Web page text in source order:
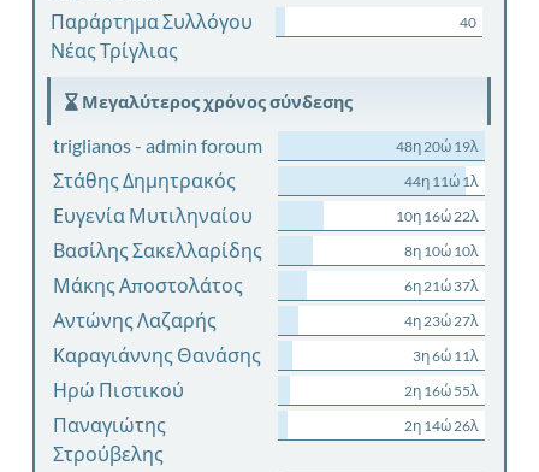
Παράρτημα Συλλόγου
Νέας Τρίγλιας
40
Μεγαλύτερος χρόνος σύνδεσης
triglianos - admin foroum 48η 20ώ 19λ
Στάθης Δημητρακός 44η 11ώ 1λ
Ευγενία Μυτιληναίου 10η 16ώ 22λ
Βασίλης Σακελλαρίδης 8η 10ώ 10λ
Μάκης Αποστολάτος 6η 21ώ 37λ
Αντώνης Λαζαρής 4η 23ώ 27λ
Καραγιάννης Θανάσης 3η 6ώ 11λ
Ηρώ Πιστικού 2η 16ώ 55λ
Παναγιώτης
Στρούβελης
2η 14ώ 26λ